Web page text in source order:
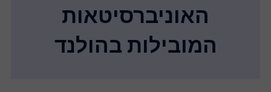
האוניברסיטאות
המובילות בהולנד